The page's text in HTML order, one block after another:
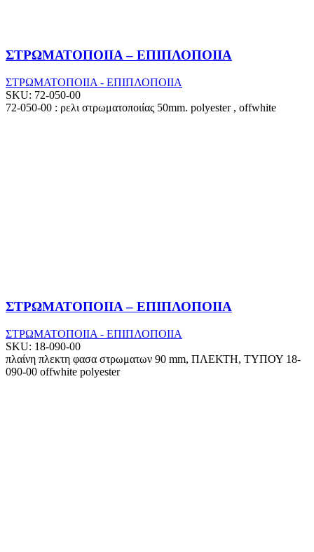
ΣΤΡΩΜΑΤΟΠΟΙΙΑ – ΕΠΙΠΛΟΠΟΙΙΑ
ΣΤΡΩΜΑΤΟΠΟΙΙΑ - ΕΠΙΠΛΟΠΟΙΙΑ
SKU: 72-050-00
72-050-00 : ρελι στρωματοποιίας 50mm. polyester , offwhite
ΣΤΡΩΜΑΤΟΠΟΙΙΑ – ΕΠΙΠΛΟΠΟΙΙΑ
ΣΤΡΩΜΑΤΟΠΟΙΙΑ - ΕΠΙΠΛΟΠΟΙΙΑ
SKU: 18-090-00
πλαίνη πλεκτη φασα στρωματων 90 mm, ΠΛΕΚΤΗ, ΤΥΠΟΥ 18-
090-00 offwhite polyester